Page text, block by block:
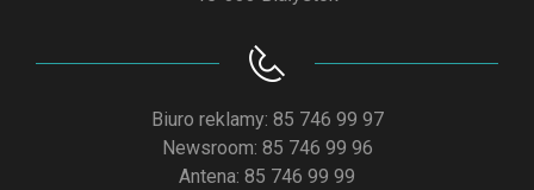
Biuro reklamy: 85 746 99 97
Newsroom: 85 746 99 96
Antena: 85 746 99 99